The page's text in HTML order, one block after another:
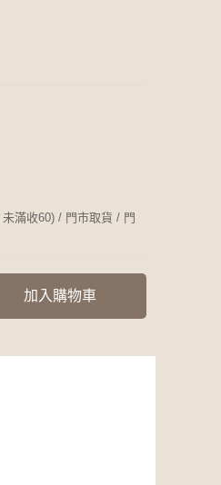
滿收60) / 門市取貨 / 門
加入購物車